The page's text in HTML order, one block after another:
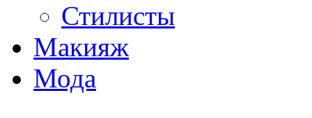
Стилисты
Макияж
Мода